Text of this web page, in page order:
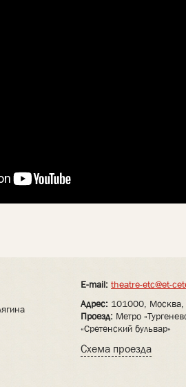
E-mail: theatre-etc@et-
Адрес: 101000, Москва,
Проезд: Метро
«Сретенский бульвар»
Схема проезда